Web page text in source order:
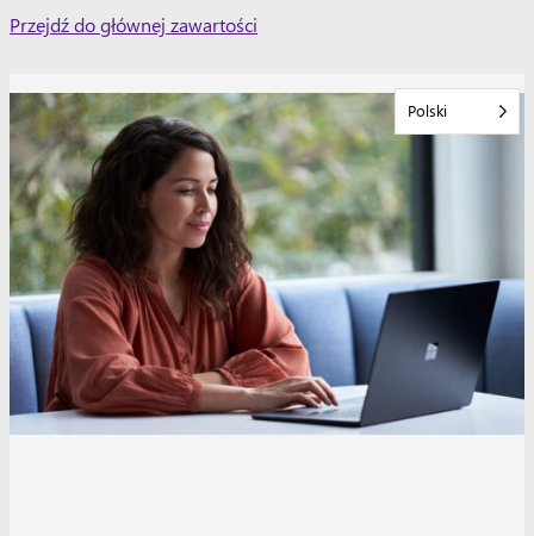
Skip
Przejdź do głównej zawartości
Polski